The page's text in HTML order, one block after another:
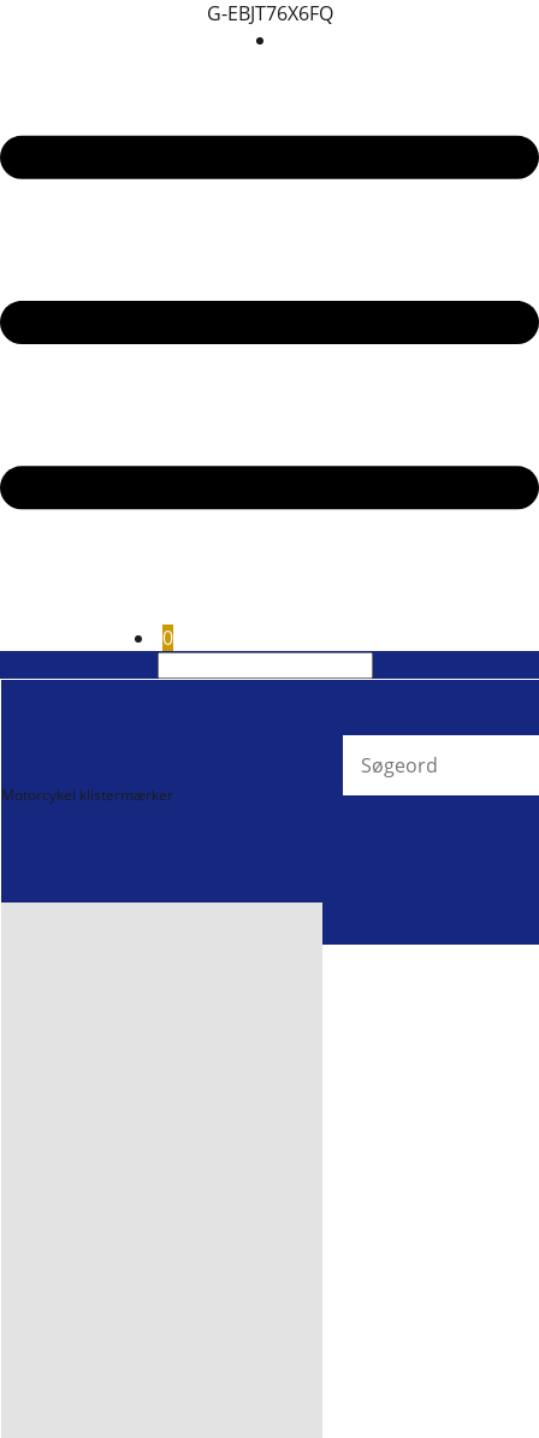
G-EBJT76X6FQ
0
Motorcykel klistermærker